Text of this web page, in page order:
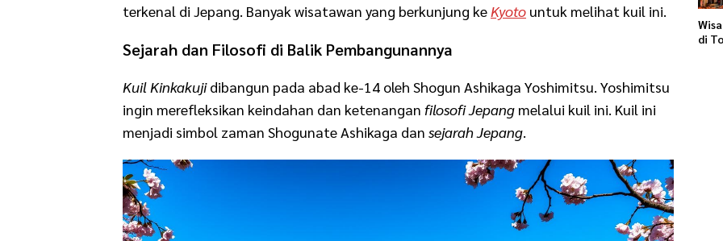
terkenal di Jepang. Banyak wisatawan yang berkunjung ke Kyoto untuk melihat kuil ini.
Sejarah dan Filosofi di Balik Pembangunannya
Kuil Kinkakujidibangun pada abad ke-14 oleh Shogun Ashikaga Yoshimitsu. Yoshimitsu
ingin merefleksikan keindahan dan ketenangan filosofi Jepang melalui kuil ini. Kuil ini
menjadi simbol zaman Shogunate Ashikaga dan sejarah Jepang.
di